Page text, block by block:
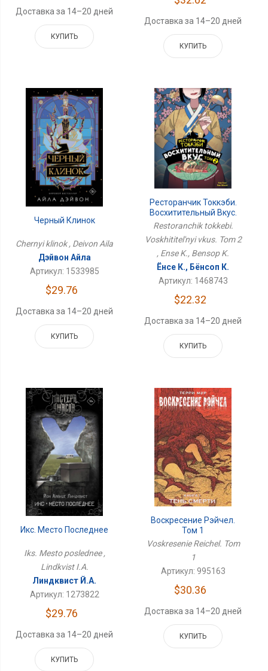
Доставка за 14–20 дней
КУПИТЬ
Доставка за 14–20 дней
КУПИТЬ
Черный Клинок
Chernyi klinok , Deivon Aila
Дэйвон Айла
Артикул: 1533985
$29.76
Доставка за 14–20 дней
КУПИТЬ
Ресторанчик Токкэби.
Восхитительный Вкус.
Том 2
Restoranchik tokkebi.
Voskhititel'nyi vkus. Tom 2
, Ense K., Bensop K.
Ёнсе К., Бёнсоп К.
Артикул: 1468743
$22.32
Доставка за 14–20 дней
КУПИТЬ
Икс. Место Последнее
Iks. Mesto poslednee ,
Lindkvist I.A.
Линдквист Й.А.
Артикул: 1273822
$29.76
Доставка за 14–20 дней
КУПИТЬ
Воскресение Рэйчел.
Том 1
Voskresenie Reichel. Tom
1
Артикул: 995163
$30.36
Доставка за 14–20 дней
КУПИТЬ